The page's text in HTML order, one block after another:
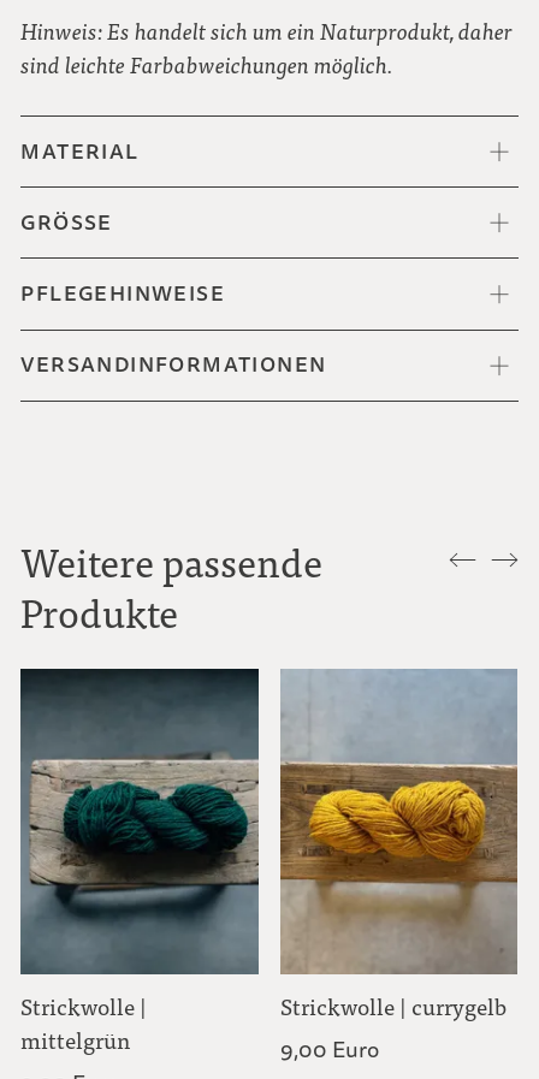
Hinweis: Es handelt sich um ein Naturprodukt, daher
sind leichte Farbabweichungen möglich.
MATERIAL
GRÖSSE
PFLEGEHINWEISE
VERSANDINFORMATIONEN
Weitere passende
Produkte
Strickwolle |
mittelgrün
Strickwolle | currygelb
9,00 Euro